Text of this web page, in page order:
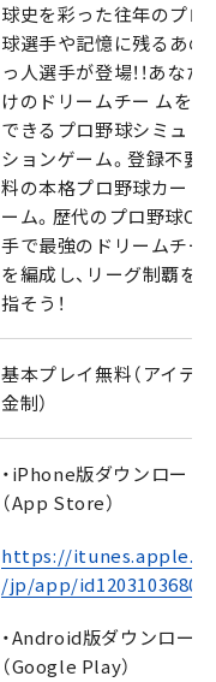
球史を彩った往年のプロ
球選手や記憶に残るあの
っ人選手が登場！！あなた
けのドリームチー ムを
できるプロ野球シミュレ
ションゲーム。登録不要
料の本格プロ野球カード
ーム。歴代のプロ野球OB
手で最強のドリームチー
を編成し、リーグ制覇を
指そう！
基本プレイ無料（アイテ
金制）
・iPhone版ダウンロード
（App Store）
https://
/jp/app/id1203103680
・Android版ダウンロード
（Google Play）